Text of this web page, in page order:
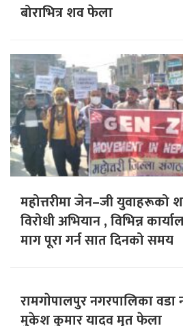
बोराभित्र शव फेला
महोत्तरीमा जेन–जी युवाहरूको
विरोधी अभियान , विभिन्न
माग पूरा गर्न सात दिनको समय
रामगाेपालपुर नगरपालिका वडा
मुकेश कुमार यादव मृत फेला